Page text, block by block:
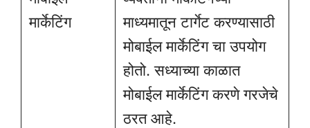
मार्केटिंग
माध्यमातून टार्गेट करण्यासाठी
मोबाईल मार्केटिंग चा उपयोग
होतो. सध्याच्या काळात
मोबाईल मार्केटिंग करणे गरजेचे
ठरत आहे.